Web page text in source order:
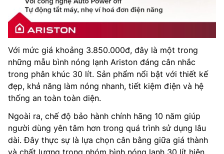
Với mức giá khoảng 3.850.000đ, đây là một trong
những mẫu bình nóng lạnh Ariston đáng cân nhắc
trong phân khúc 30 lít. Sản phẩm nổi bật với thiết kế
đẹp, khả năng làm nóng nhanh, tiết kiệm điện và hệ
thống an toàn toàn diện.
Ngoài ra, chế độ bảo hành chính hãng 10 năm giúp
người dùng yên tâm hơn trong quá trình sử dụng lâu
dài. Đây thực sự là lựa chọn cân bằng giữa giá thành
và chất lượng trong nhóm bình nóng lạnh 30 lít hiện